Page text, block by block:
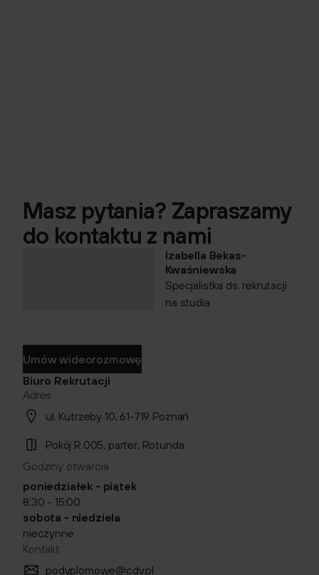
Masz pytania? Zapraszamy
do kontaktu z nami
Biuro Rekrutacji
Adres
ul. Kutrzeby 10, 61-719 Poznań
Pokój R.005, parter, Rotunda
Godziny otwarcia
poniedziałek - piątek
8:30 - 15:00
sobota - niedziela
nieczynne
Kontakt
podyplomowe@cdv.pl
Izabella Bekas-
Kwaśniewska
Specjalistka ds. rekrutacji
na studia
Umów wideorozmowę